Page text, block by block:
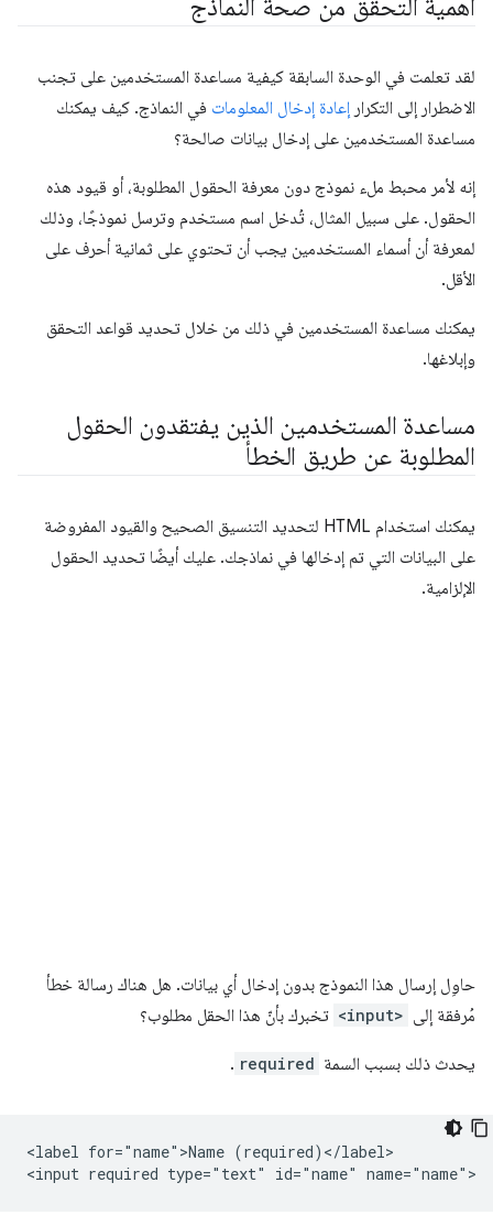
أهمية التحقّق من صحة النماذج
لقد تعلمت في الوحدة السابقة كيفية مساعدة المستخدمين على تجنب
الاضطرار إلى التكرار إعادة إدخال المعلومات في النماذج. كيف يمكنك
مساعدة المستخدمين على إدخال بيانات صالحة؟
إنه لأمر محبط ملء نموذج دون معرفة الحقول المطلوبة، أو قيود هذه
الحقول. على سبيل المثال، تُدخل اسم مستخدم وترسل نموذجًا، وذلك
لمعرفة أن أسماء المستخدمين يجب أن تحتوي على ثمانية أحرف على
الأقل.
يمكنك مساعدة المستخدمين في ذلك من خلال تحديد قواعد التحقق
وإبلاغها.
مساعدة المستخدمين الذين يفتقدون الحقول
المطلوبة عن طريق الخطأ
يمكنك استخدام HTML لتحديد التنسيق الصحيح والقيود المفروضة
على البيانات التي تم إدخالها في نماذجك. عليك أيضًا تحديد الحقول
الإلزامية.
حاوِل إرسال هذا النموذج بدون إدخال أي بيانات. هل هناك رسالة خطأ
مُرفقة إلى <input> تخبرك بأنّ هذا الحقل مطلوب؟
يحدث ذلك بسبب السمة required
.
<label for="name">Name (required)</label>